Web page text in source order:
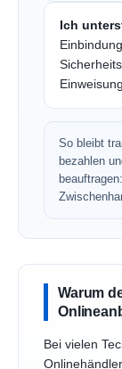
Ich
Einweisung.
So bleibt
bezahlen
Warum
Bei vielen